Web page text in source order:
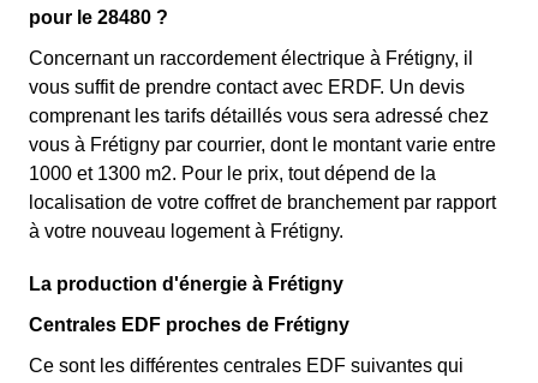
pour le 28480 ?
Concernant un raccordement électrique à Frétigny, il
vous suffit de prendre contact avec ERDF. Un devis
comprenant les tarifs détaillés vous sera adressé chez
vous à Frétigny par courrier, dont le montant varie entre
1000 et 1300 m2. Pour le prix, tout dépend de la
localisation de votre coffret de branchement par rapport
à votre nouveau logement à Frétigny.
La production d'énergie à Frétigny
Centrales EDF proches de Frétigny
Ce sont les différentes centrales EDF suivantes qui